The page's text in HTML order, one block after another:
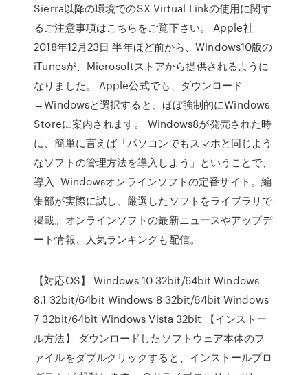
Sierra以降の環境でのSX Virtual Linkの使用に関す
るご注意事項はこちらをご覧下さい。 Apple社
2018年12月23日 半年ほど前から、Windows10版の
iTunesが、Microsoftストアから提供されるように
なりました。 Apple公式でも、ダウンロード
→Windowsと選択すると、ほぼ強制的にWindows
Storeに案内されます。 Windows8が発売された時
に、簡単に言えば「パソコンでもスマホと同じよう
なソフトの管理方法を導入しよう」ということで、
導入 Windowsオンラインソフトの定番サイト。編
集部が実際に試し、厳選したソフトをライブラリで
掲載。オンラインソフトの最新ニュースやアップデ
ート情報、人気ランキングも配信。
【対応OS】 Windows 10 32bit/64bit Windows
8.1 32bit/64bit Windows 8 32bit/64bit Windows
7 32bit/64bit Windows Vista 32bit 【インストー
ル方法】 ダウンロードしたソフトウェア本体のフ
ァイルをダブルクリックすると、インストールプロ